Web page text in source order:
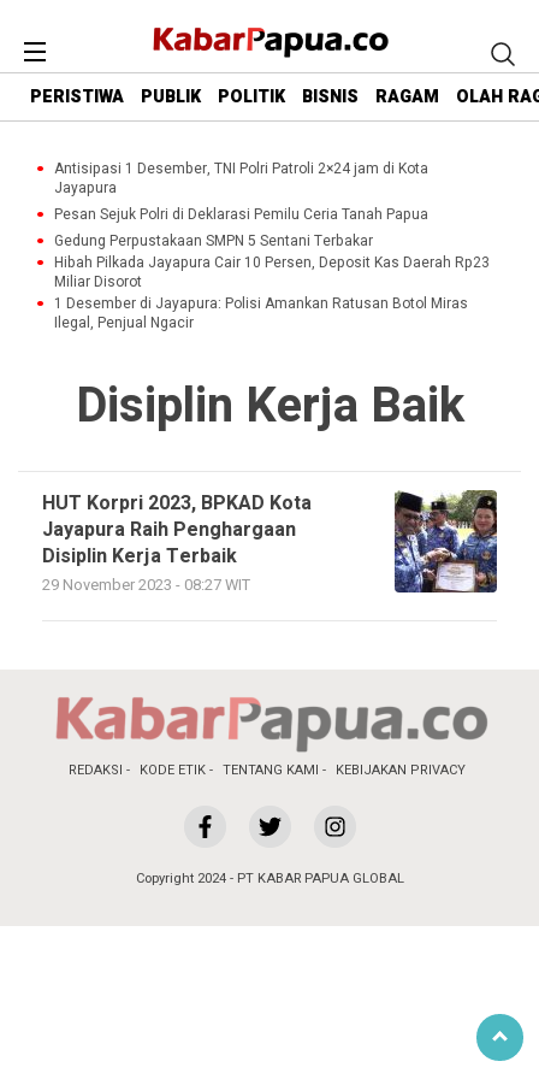
PERISTIWA PUBLIK POLITIK BISNIS RAGAM OLAH
Antisipasi 1 Desember, TNI Polri Patroli 2×24 jam di Kota
Jayapura
Pesan Sejuk Polri di Deklarasi Pemilu Ceria Tanah Papua
Gedung Perpustakaan SMPN 5 Sentani Terbakar
Hibah Pilkada Jayapura Cair 10 Persen, Deposit Kas Daerah Rp23
Miliar Disorot
1 Desember di Jayapura: Polisi Amankan Ratusan Botol Miras
Ilegal, Penjual Ngacir
Disiplin Kerja Baik
HUT Korpri 2023, BPKAD Kota
Jayapura Raih Penghargaan
Disiplin Kerja Terbaik
29 November 2023 - 08:27 WIT
REDAKSI KODE ETIK TENTANG KAMI KEBIJAKAN PRIVACY
Copyright 2024 - PT KABAR PAPUA GLOBAL